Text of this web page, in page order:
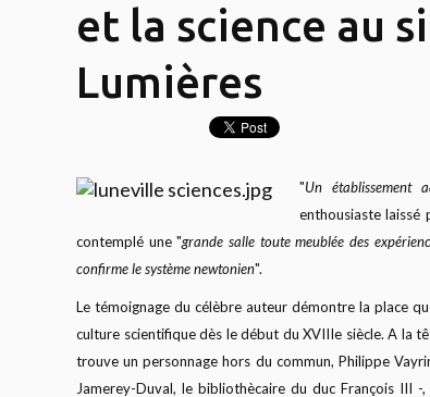
et la science au
Lumières
"Un établissement
enthousiaste laissé
contemplé une "grande salle toute meublée des
confirme le système newtonien".
Le témoignage du célèbre auteur démontre la place
culture scientifique dès le début du XVIIIe siècle. A la
trouve un personnage hors du commun, Philippe
Jamerey-Duval, le bibliothècaire du duc François III